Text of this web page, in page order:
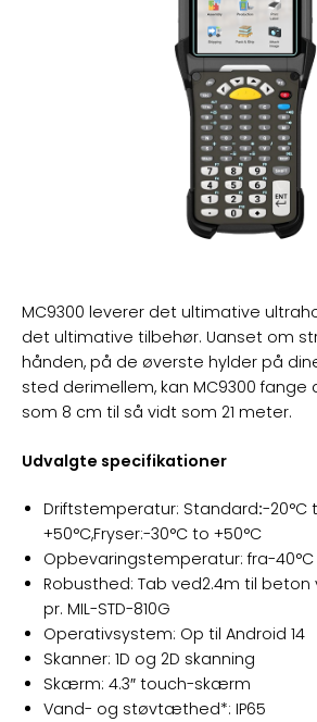
MC9300 leverer det ultimative
det ultimative tilbehør. Uanset om
hånden, på de øverste hylder på
sted derimellem, kan MC9300
som 8 cm til så vidt som 21 meter.
Udvalgte specifikationer
Driftstemperatur: Standard:-20°C
+50°C,Fryser:-30°C to +50°C
Opbevaringstemperatur: fra-
Robusthed: Tab ved2.4m til
pr. MIL-STD-810G
Operativsystem: Op til Android 14
Skanner: 1D og 2D skanning
Skærm: 4.3″ touch-skærm
Vand- og støvtæthed*: IP65